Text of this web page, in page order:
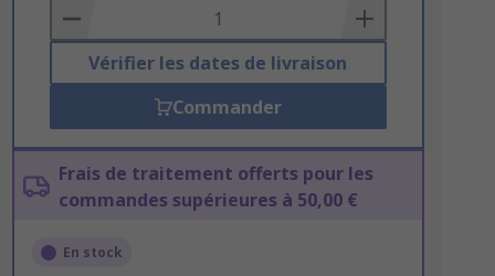
Basket
Vérifier les dates de livraison
Commander
Frais de traitement offerts pour les
commandes supérieures à 50,00 €
En stock